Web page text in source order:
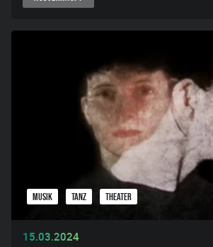
MUSIK TANZ THEATER
15.03.2024